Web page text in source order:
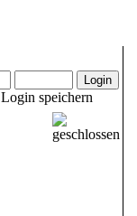
Login speichern